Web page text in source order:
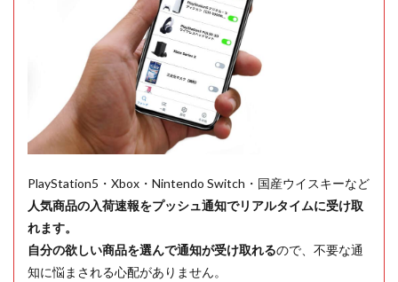
PlayStation5・Xbox・Nintendo Switch・国産ウイスキーなど
人気商品の入荷速報をプッシュ通知でリアルタイムに受け取
れます。
自分の欲しい商品を選んで通知が受け取れるので、不要な通
知に悩まされる心配がありません。